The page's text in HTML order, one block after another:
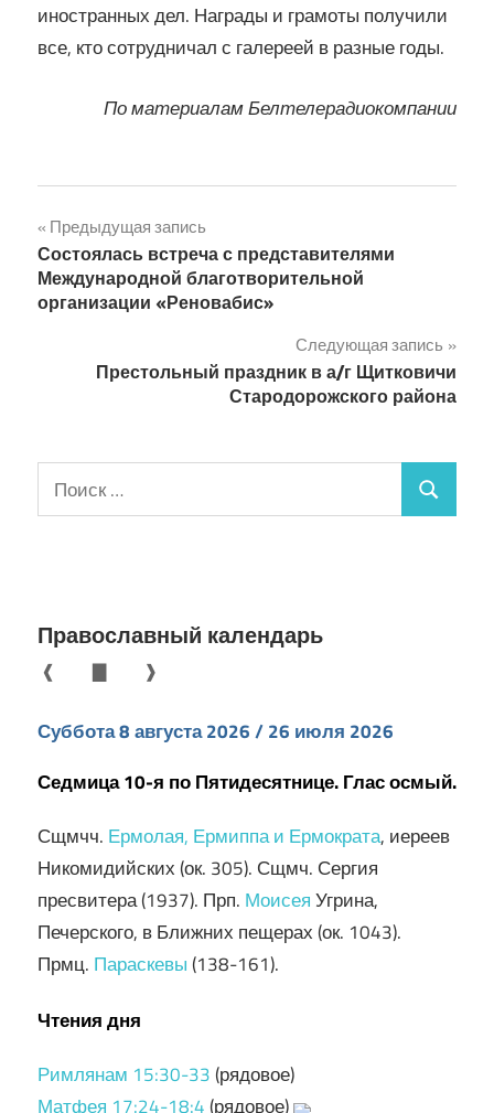
иностранных дел. Награды и грамоты получили
все, кто сотрудничал с галереей в разные годы.
По материалам Белтелерадиокомпании
Навигация
по
записям
Предыдущая запись
Состоялась встреча с представителями
Международной благотворительной
организации «Реновабис»
Следующая запись
Престольный праздник в а/г Щитковичи
Стародорожского района
Поиск
для:
Поиск
Православный календарь
❰ ❱
Суббота 8 августа 2026 / 26 июля 2026
Седмица 10-я по Пятидесятнице. Глас осмый.
Сщмчч. Ермолая, Ермиппа и Ермократа, иереев
Никомидийских (ок. 305). Сщмч. Сергия
пресвитера (1937). Прп. МоисеяУгрина,
Печерского, в Ближних пещерах (ок. 1043).
Прмц. Параскевы(138-161).
Чтения дня
Римлянам 15:30-33(рядовое)
Матфея 17:24-18:4(рядовое)